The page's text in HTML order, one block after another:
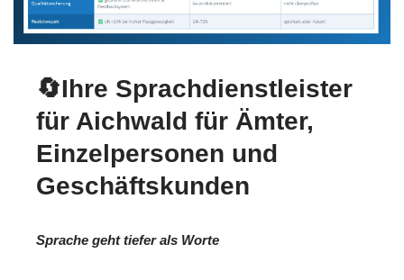
🔄Ihre Sprachdienstleister
für Aichwald für Ämter,
Einzelpersonen und
Geschäftskunden
Sprache geht tiefer als Worte